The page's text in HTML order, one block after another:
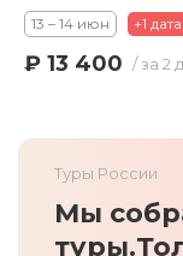
13 – 14 июн +1 дата
₽ 13 400 / за 2
Туры России
Мы
туры.